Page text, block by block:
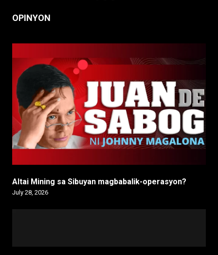
OPINYON
Altai Mining sa Sibuyan magbabalik-operasyon?
July 28, 2026